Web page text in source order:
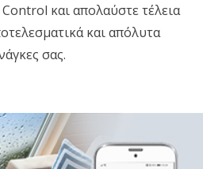
και απολαύστε τέλεια
και απόλυτα
σας.